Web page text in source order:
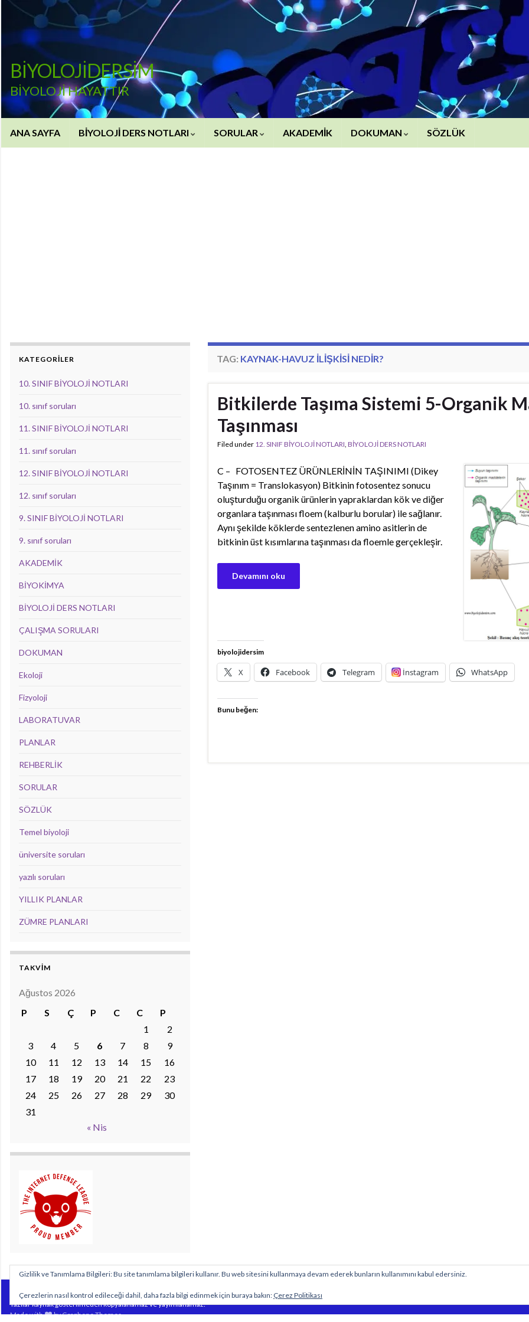
BİYOLOJİDERSİM
BİYOLOJİ HAYATTIR
ANA SAYFA BİYOLOJİ DERS NOTLARI SORULAR AKADEMİK DOKUMAN SÖZLÜK
TAG: KAYNAK-HAVUZ ILIŞKISI NEDIR?
Bitkilerde Taşıma Sistemi 5-Organik
Taşınması
Filed under 12. SINIF BİYOLOJİ NOTLARI, BİYOLOJİ DERS NOTLARI
C – FOTOSENTEZ ÜRÜNLERİNİN TAŞINIMI (Dikey
Taşınım = Translokasyon) Bitkinin fotosentez sonucu
oluşturduğu organik ürünlerin yapraklardan kök ve diğer
organlara taşınması floem (kalburlu borular) ile sağlanır.
Aynı şekilde köklerde sentezlenen amino asitlerin de
bitkinin üst kısımlarına taşınması da floemle gerçekleşir.
Devamını oku
biyolojidersim
X Facebook Telegram İnstagram WhatsApp
Bunu beğen:
KATEGORİLER
10. SINIF BİYOLOJİ NOTLARI
10. sınıf soruları
11. SINIF BİYOLOJİ NOTLARI
11. sınıf soruları
12. SINIF BİYOLOJİ NOTLARI
12. sınıf soruları
9. SINIF BİYOLOJİ NOTLARI
9. sınıf soruları
AKADEMİK
BİYOKİMYA
BİYOLOJİ DERS NOTLARI
ÇALIŞMA SORULARI
DOKUMAN
Ekoloji
Fizyoloji
LABORATUVAR
PLANLAR
REHBERLİK
SORULAR
SÖZLÜK
Temel biyoloji
üniversite soruları
yazılı soruları
YILLIK PLANLAR
ZÜMRE PLANLARI
TAKVİM
Ağustos 2026
P
S Ç P C C
P
1
2
3
4 5 6 7 8
9
10
11 12 13 14 15
16
17
18 19 20 21 22
23
24
25 26 27 28 29
30
31
« Nis
Sitemizde yayımlanan özgün içeriklerin tüm hakları https://www.biyolojidersim.com sitesine aittir.
Yazılar kaynak gösterilmeden kopyalanamaz ve yayımlanamaz.
Made with
byGraphene Themes.
Gizlilik ve Tanımlama Bilgileri: Bu site tanımlama bilgileri kullanır. Bu web sitesini kullanmaya devam ederek bunların kullanımını kabul edersiniz.
Çerezlerin nasıl kontrol edileceği dahil, daha fazla bilgi edinmek için buraya bakın: Çerez Politikası